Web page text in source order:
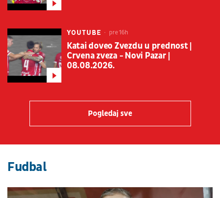
YOUTUBE pre 16h
Katai doveo Zvezdu u prednost |
Crvena zveza - Novi Pazar |
08.08.2026.
Pogledaj sve
Fudbal